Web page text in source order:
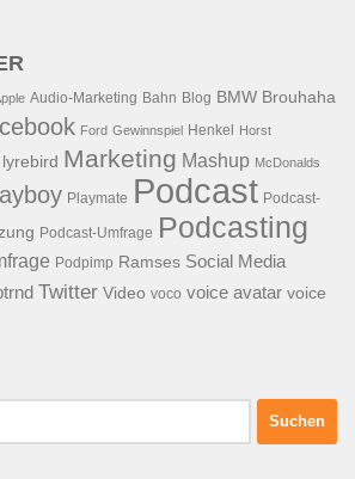
Audio-Marketing Bahn Blog BMW Brouhaha
Ford Gewinnspiel Henkel Horst
lyrebird Marketing Mashup McDonalds
Playmate Podcast Podcast-
Podcast-Umfrage Podcasting
Podpimp Ramses Social Media
Twitter Video voco voice avatar voice